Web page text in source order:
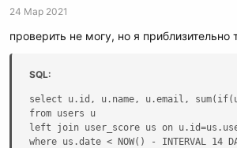
24 Мар 2021
проверить не могу, но я
SQL:
select u.id, u.name, u.email,
from users u
left join user_score us on
where us.date < NOW() - INTERVAL 14